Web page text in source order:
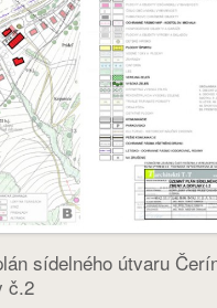
sídelného útvaru
č.2